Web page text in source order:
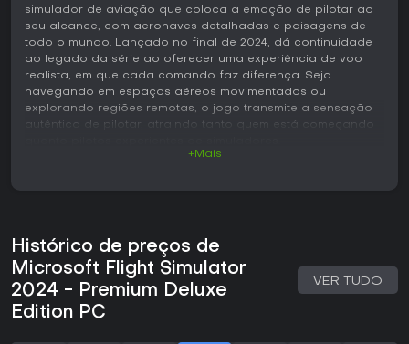
simulador de aviação que coloca a emoção de pilotar ao
seu alcance, com aeronaves detalhadas e paisagens de
todo o mundo. Lançado no final de 2024, dá continuidade
ao legado da série ao oferecer uma experiência de voo
realista, em que cada comando faz diferença. Seja
navegando em espaços aéreos movimentados ou
explorando regiões remotas, o jogo transmite a sensação
autêntica de pilotar, atraindo tanto quem está começando
controles que reproduzem a física real, incluindo efeitos de
corpo flexível em elementos como tecidos e cabos. As
interações com o solo e a água foram aprimoradas,
tornando os movimentos em terra e as operações com
hidroaviões mais naturais. Os sistemas meteorológicos têm
+Mais
Histórico de preços de
Microsoft Flight Simulator
2024 - Premium Deluxe
Edition PC
VER TUDO